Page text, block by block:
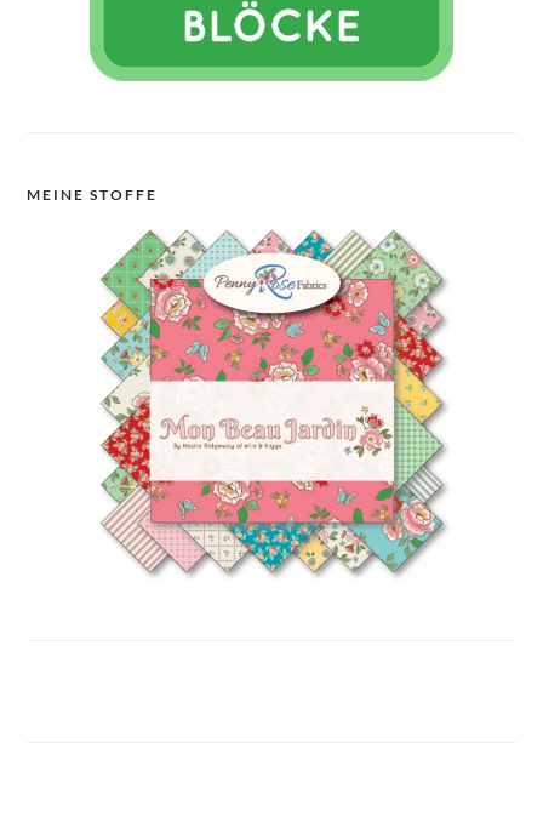
MEINE STOFFE